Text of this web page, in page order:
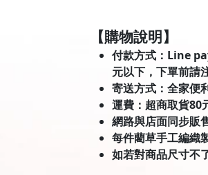
【購物說明】
付款方式：Line
元以下，下單前請
寄送方式：全家便
運費：超商取貨80
網路與店面同步販
每件藺草手工編織
如若對商品尺寸不